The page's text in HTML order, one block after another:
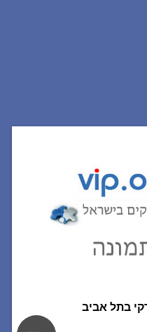
בתל אביב